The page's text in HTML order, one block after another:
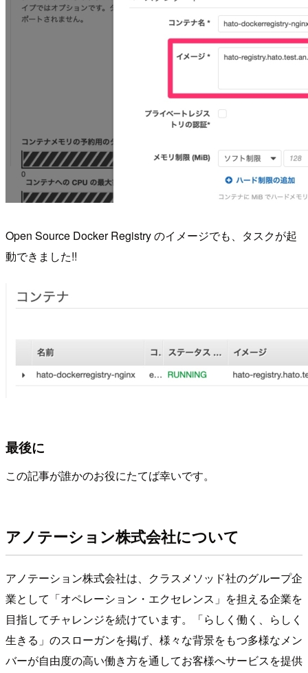
Open Source Docker Registry のイメージでも、タスクが起
動できました!!
最後に
この記事が誰かのお役にたてば幸いです。
アノテーション株式会社について
アノテーション株式会社は、クラスメソッド社のグループ企
業として「オペレーション・エクセレンス」を担える企業を
目指してチャレンジを続けています。「らしく働く、らしく
生きる」のスローガンを掲げ、様々な背景をもつ多様なメン
バーが自由度の高い働き方を通してお客様へサービスを提供